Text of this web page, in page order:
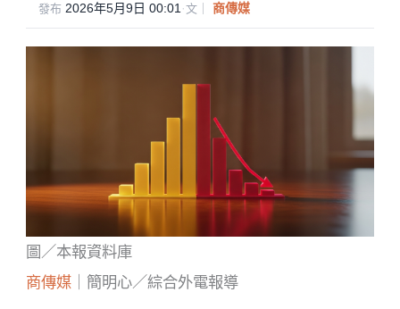
發布 2026年5月9日 00:01·文｜ 商傳媒
圖／本報資料庫
商傳媒 ｜簡明心／綜合外電報導